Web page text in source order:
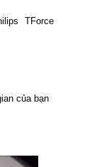
TForce
của bạn